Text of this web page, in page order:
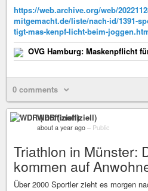
https://web.archive.org/web/
mitgemacht.de/liste/nach-id/1391-
tigt-mas-kenpf-licht-beim-
OVG Hamburg: Maskenpflicht
0 comments
WDR (inoffiziell)
about a year ago – Public
Triathlon in Münster:
kommen auf
Über 2000 Sportler zieht es morgen